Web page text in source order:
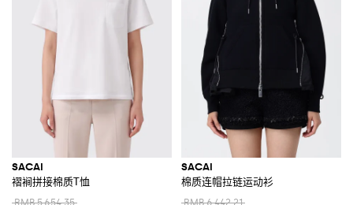
SACAI
褶裥拼接棉质T恤
RMB 5,654.35
SACAI
棉质连帽拉链运动衫
RMB 6,442.21